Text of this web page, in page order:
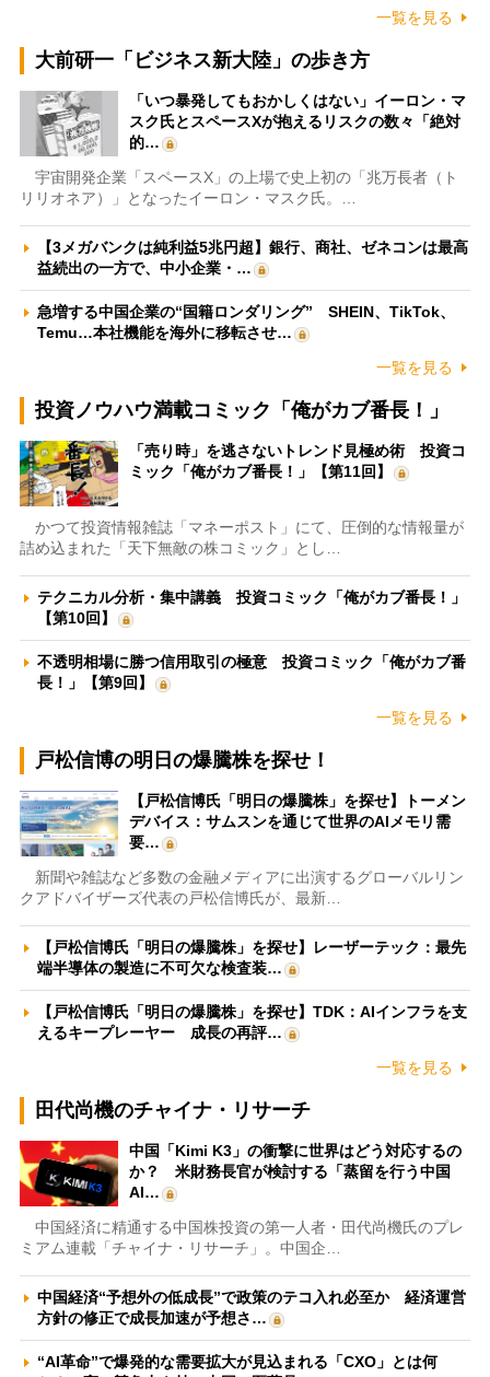
一覧を見る
大前研一「ビジネス新大陸」の歩き方
「いつ暴発してもおかしくはない」イーロン・マ
スク氏とスペースXが抱えるリスクの数々「絶対
的…
宇宙開発企業「スペースX」の上場で史上初の「兆万長者（ト
リリオネア）」となったイーロン・マスク氏。…
【3メガバンクは純利益5兆円超】銀行、商社、ゼネコンは最高
益続出の一方で、中小企業・…
急増する中国企業の“国籍ロンダリング” SHEIN、TikTok、
Temu…本社機能を海外に移転させ…
一覧を見る
投資ノウハウ満載コミック「俺がカブ番長！」
「売り時」を逃さないトレンド見極め術 投資コ
ミック「俺がカブ番長！」【第11回】
かつて投資情報雑誌「マネーポスト」にて、圧倒的な情報量が
詰め込まれた「天下無敵の株コミック」とし…
テクニカル分析・集中講義 投資コミック「俺がカブ番長！」
【第10回】
不透明相場に勝つ信用取引の極意 投資コミック「俺がカブ番
長！」【第9回】
一覧を見る
戸松信博の明日の爆騰株を探せ！
【戸松信博氏「明日の爆騰株」を探せ】トーメン
デバイス：サムスンを通じて世界のAIメモリ需
要…
新聞や雑誌など多数の金融メディアに出演するグローバルリン
クアドバイザーズ代表の戸松信博氏が、最新…
【戸松信博氏「明日の爆騰株」を探せ】レーザーテック：最先
端半導体の製造に不可欠な検査装…
【戸松信博氏「明日の爆騰株」を探せ】TDK：AIインフラを支
えるキープレーヤー 成長の再評…
一覧を見る
田代尚機のチャイナ・リサーチ
中国「Kimi K3」の衝撃に世界はどう対応するの
か？ 米財務長官が検討する「蒸留を行う中国
AI…
中国経済に精通する中国株投資の第一人者・田代尚機氏のプレ
ミアム連載「チャイナ・リサーチ」。中国企…
中国経済“予想外の低成長”で政策のテコ入れ必至か 経済運営
方針の修正で成長加速が予想さ…
“AI革命”で爆発的な需要拡大が見込まれる「CXO」とは何